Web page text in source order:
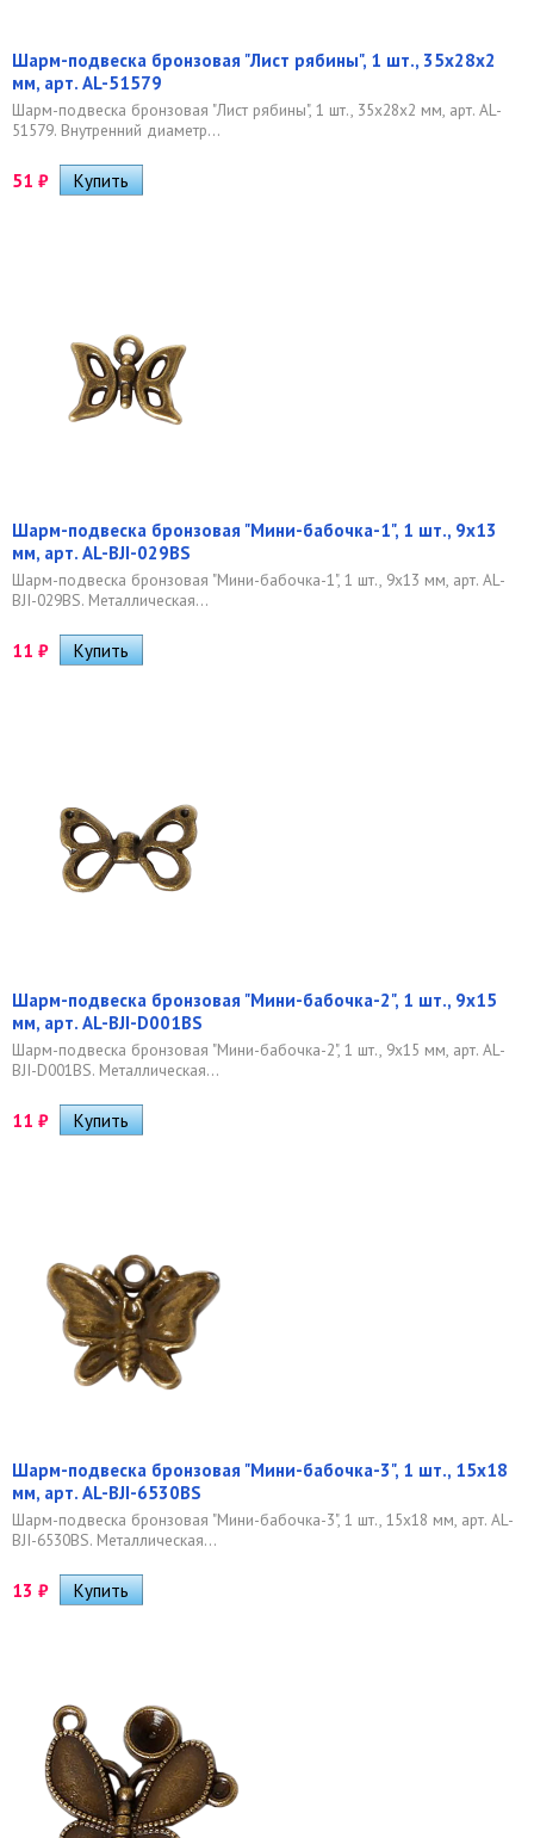
Шарм-подвеска бронзовая "Лист рябины", 1 шт., 35х28х2
мм, арт. AL-51579
Шарм-подвеска бронзовая "Лист рябины", 1 шт., 35х28х2 мм, арт. AL-
51579. Внутренний диаметр...
51 ₽
Шарм-подвеска бронзовая "Мини-бабочка-1", 1 шт., 9х13
мм, арт. AL-BJI-029BS
Шарм-подвеска бронзовая "Мини-бабочка-1", 1 шт., 9х13 мм, арт. AL-
BJI-029BS. Металлическая...
11 ₽
Шарм-подвеска бронзовая "Мини-бабочка-2", 1 шт., 9х15
мм, арт. AL-BJI-D001BS
Шарм-подвеска бронзовая "Мини-бабочка-2", 1 шт., 9х15 мм, арт. AL-
BJI-D001BS. Металлическая...
11 ₽
Шарм-подвеска бронзовая "Мини-бабочка-3", 1 шт., 15х18
мм, арт. AL-BJI-6530BS
Шарм-подвеска бронзовая "Мини-бабочка-3", 1 шт., 15х18 мм, арт. AL-
BJI-6530BS. Металлическая...
13 ₽